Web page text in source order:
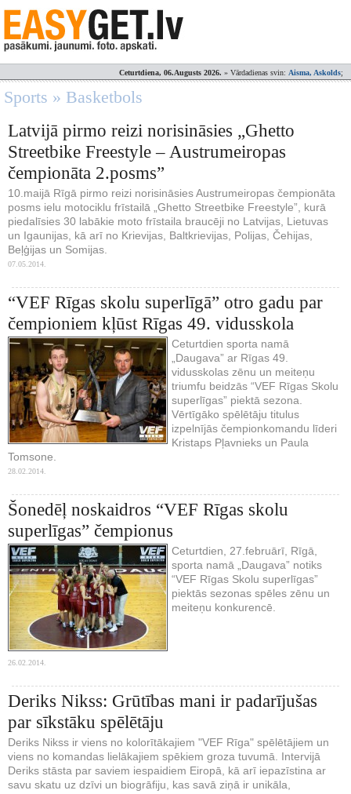
Ceturtdiena, 06.Augusts 2026. » Vārdadienas svin: Aisma, Askolds;
Sports » Basketbols
Latvijā pirmo reizi norisināsies „Ghetto
Streetbike Freestyle – Austrumeiropas
čempionāta 2.posms”
10.maijā Rīgā pirmo reizi norisināsies Austrumeiropas čempionāta
posms ielu motociklu frīstailā „Ghetto Streetbike Freestyle”, kurā
piedalīsies 30 labākie moto frīstaila braucēji no Latvijas, Lietuvas
un Igaunijas, kā arī no Krievijas, Baltkrievijas, Polijas, Čehijas,
Beļģijas un Somijas.
07.05.2014.
“VEF Rīgas skolu superlīgā” otro gadu par
čempioniem kļūst Rīgas 49. vidusskola
Ceturtdien sporta namā
„Daugava” ar Rīgas 49.
vidusskolas zēnu un meiteņu
triumfu beidzās “VEF Rīgas Skolu
superlīgas” piektā sezona.
Vērtīgāko spēlētāju titulus
izpelnījās čempionkomandu līderi
Kristaps Pļavnieks un Paula
Tomsone.
28.02.2014.
Šonedēļ noskaidros “VEF Rīgas skolu
superlīgas” čempionus
Ceturtdien, 27.februārī, Rīgā,
sporta namā „Daugava” notiks
“VEF Rīgas Skolu superlīgas”
piektās sezonas spēles zēnu un
meiteņu konkurencē.
26.02.2014.
Deriks Nikss: Grūtības mani ir padarījušas
par sīkstāku spēlētāju
Deriks Nikss ir viens no kolorītākajiem "VEF Rīga" spēlētājiem un
viens no komandas lielākajiem spēkiem groza tuvumā. Intervijā
Deriks stāsta par saviem iespaidiem Eiropā, kā arī iepazīstina ar
savu skatu uz dzīvi un biogrāfiju, kas savā ziņā ir unikāla,